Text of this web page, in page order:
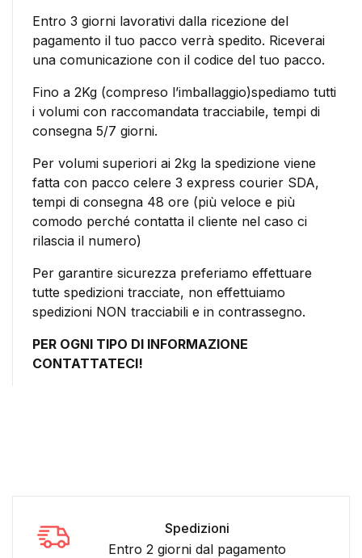
Entro 3 giorni lavorativi dalla ricezione del
pagamento il tuo pacco verrà spedito. Riceverai
una comunicazione con il codice del tuo pacco.
Fino a 2Kg (compreso l’imballaggio)spediamo tutti
i volumi con raccomandata tracciabile, tempi di
consegna 5/7 giorni.
Per volumi superiori ai 2kg la spedizione viene
fatta con pacco celere 3 express courier SDA,
tempi di consegna 48 ore (più veloce e più
comodo perché contatta il cliente nel caso ci
rilascia il numero)
Per garantire sicurezza preferiamo effettuare
tutte spedizioni tracciate, non effettuiamo
spedizioni NON tracciabili e in contrassegno.
PER OGNI TIPO DI INFORMAZIONE
CONTATTATECI!
Spedizioni
Entro 2 giorni dal pagamento